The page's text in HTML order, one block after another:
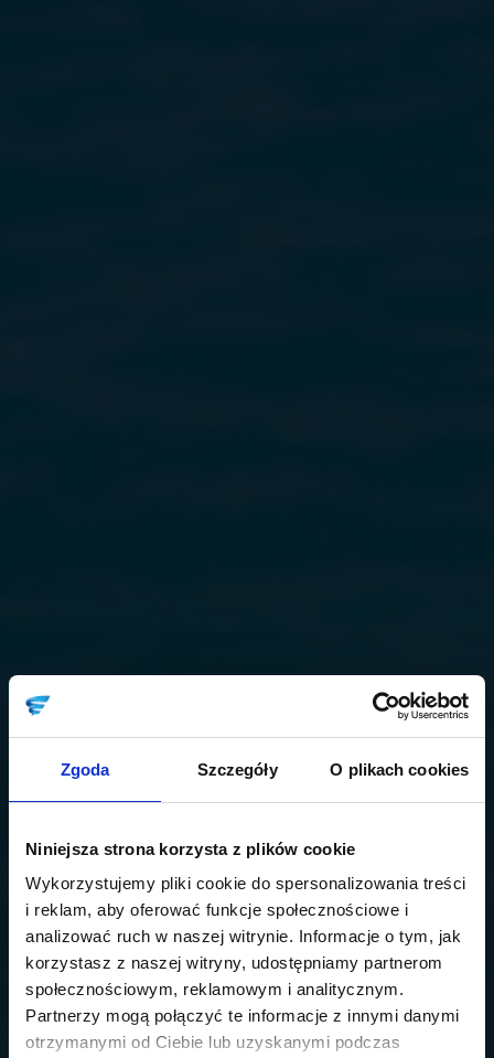
Zgoda Szczegóły O plikach cookies
Niniejsza strona korzysta z plików cookie
Wykorzystujemy pliki cookie do spersonalizowania treści
i reklam, aby oferować funkcje społecznościowe i
analizować ruch w naszej witrynie. Informacje o tym, jak
korzystasz z naszej witryny, udostępniamy partnerom
społecznościowym, reklamowym i analitycznym.
Partnerzy mogą połączyć te informacje z innymi danymi
otrzymanymi od Ciebie lub uzyskanymi podczas